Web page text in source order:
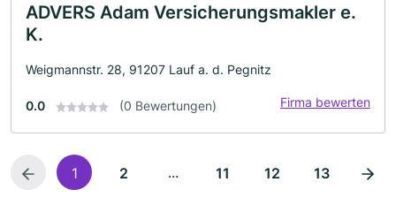
ADVERS Adam Versicherungsmakler e.
K.
Weigmannstr. 28, 91207 Lauf a. d. Pegnitz
0.0 (0 Bewertungen) Firma bewerten
1 2 ... 11 12 13